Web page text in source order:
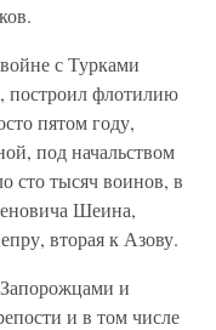
с Турками
построил флотилию
пятом году,
под начальством
сто тысяч воинов, в
Шеина,
вторая к Азову.
и
и в том числе